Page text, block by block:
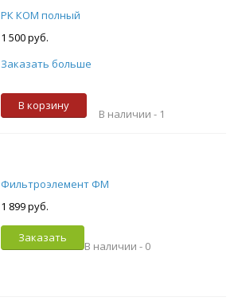
РК КОМ полный
1 500 руб.
Заказать больше
В корзину
В наличии - 1
Фильтроэлемент ФМ
1 899 руб.
Заказать
В наличии - 0